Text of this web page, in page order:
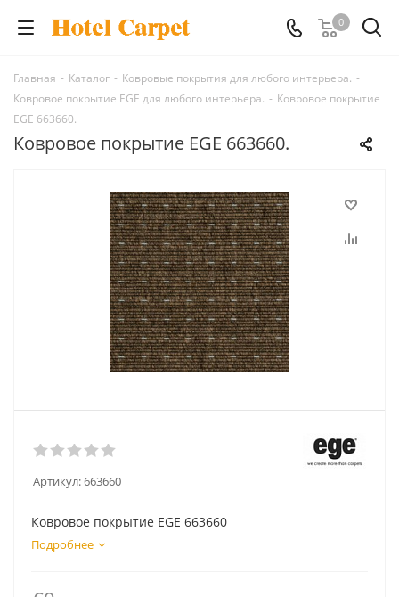
0
Главная - Каталог - Ковровые покрытия для любого интерьера. -
Ковровое покрытие EGE для любого интерьера. - Ковровое покрытие
EGE 663660.
Ковровое покрытие EGE 663660.
Артикул:663660
Ковровое покрытие EGE 663660
Подробнее